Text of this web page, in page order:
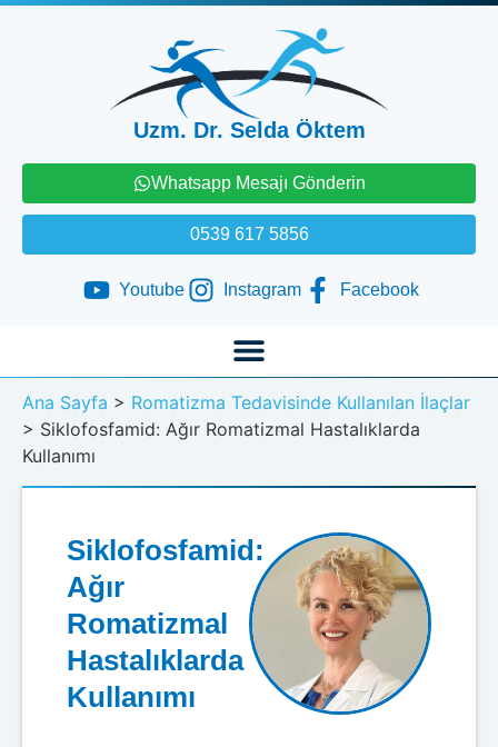
Uzm. Dr. Selda Öktem
Whatsapp Mesajı Gönderin
0539 617 5856
Youtube Instagram Facebook
Ana Sayfa > Romatizma Tedavisinde Kullanılan İlaçlar
> Siklofosfamid: Ağır Romatizmal Hastalıklarda
Kullanımı
Siklofosfamid:
Ağır
Romatizmal
Hastalıklarda
Kullanımı